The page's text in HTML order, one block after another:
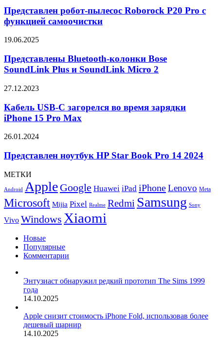
пылесос
Roborock
P20
с
самоочистки
Представлен робот-пылесос Roborock P20 Pro с
функцией самоочистки
Представлены
колонки
Bose
SoundLink
и
Micro
2
19.06.2025
Представлены Bluetooth-колонки Bose
SoundLink Plus и SoundLink Micro 2
Кабель
C
загорелся
во
зарядки
15
Max
27.12.2023
Кабель USB-C загорелся во время зарядки
iPhone 15 Pro Max
Представлен
HP
Star
Book
Pro
14
2024
26.01.2024
Представлен ноутбук HP Star Book Pro 14 2024
МЕТКИ
Android Apple Google Huawei iPad iPhoneLenovo Meta
Microsoft Mijia Pixel Realme Redmi Samsung Sony
Vivo Windows Xiaomi
Новые
Популярные
Комментарии
Энтузиаст обнаружил редкий прототип The Sims 1999
года
14.10.2025
Apple снизит стоимость iPhone Fold, использовав более
дешевый шарнир
14.10.2025